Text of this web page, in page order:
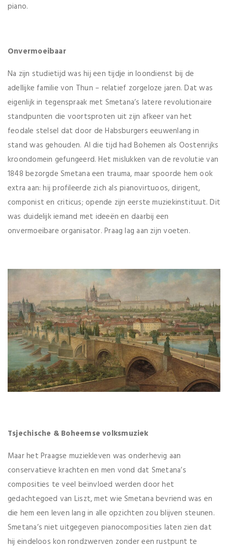
piano.
Onvermoeibaar
Na zijn studietijd was hij een tijdje in loondienst bij de
adellijke familie von Thun – relatief zorgeloze jaren. Dat was
eigenlijk in tegenspraak met Smetana’s latere revolutionaire
standpunten die voortsproten uit zijn afkeer van het
feodale stelsel dat door de Habsburgers eeuwenlang in
stand was gehouden. Al die tijd had Bohemen als Oostenrijks
kroondomein gefungeerd. Het mislukken van de revolutie van
1848 bezorgde Smetana een trauma, maar spoorde hem ook
extra aan: hij profileerde zich als pianovirtuoos, dirigent,
componist en criticus; opende zijn eerste muziekinstituut. Dit
was duidelijk iemand met ideeën en daarbij een
onvermoeibare organisator. Praag lag aan zijn voeten.
Tsjechische & Boheemse volksmuziek
Maar het Praagse muziekleven was onderhevig aan
conservatieve krachten en men vond dat Smetana’s
composities te veel beïnvloed werden door het
gedachtegoed van Liszt, met wie Smetana bevriend was en
die hem een leven lang in alle opzichten zou blijven steunen.
Smetana’s niet uitgegeven pianocomposities laten zien dat
hij eindeloos kon rondzwerven zonder een rustpunt te